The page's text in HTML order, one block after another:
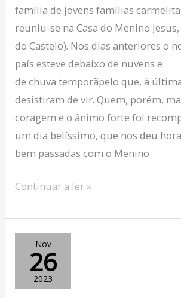
família de jovens famílias
reuniu-se na Casa do Menino
do Castelo). Nos dias anteriores o
país esteve debaixo de nuvens e
de chuva temporãpelo que, à
desistiram de vir. Quem, porém,
coragem e o ânimo forte foi
um dia belíssimo, que nos deu
bem passadas com o Menino
Continuar a ler »
Nov
26
2023
Vinde
benditos